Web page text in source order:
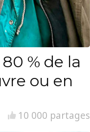
% de la
ou en
10 000 partages